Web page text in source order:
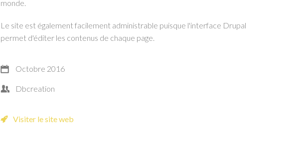
monde.
Le site est également facilement administrable puisque l'interface Drupal
permet d'éditer les contenus de chaque page.
Octobre 2016
Dbcreation
Visiter le site web